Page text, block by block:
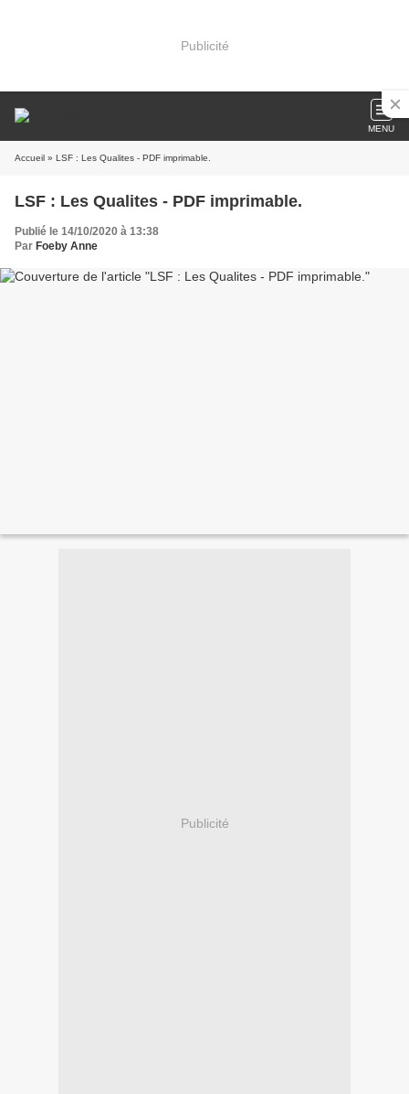
Publicité
MENU
Accueil » LSF : Les Qualites - PDF imprimable.
LSF : Les Qualites - PDF imprimable.
Publié le 14/10/2020 à 13:38
Par Foeby Anne
Publicité